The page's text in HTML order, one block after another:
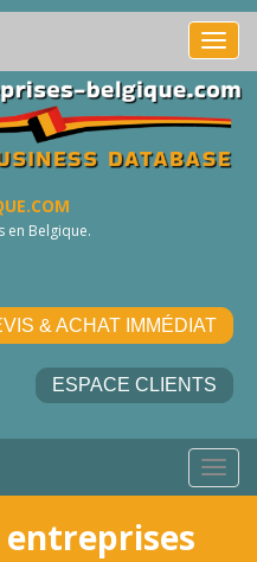
en Belgique.
& ACHAT IMMÉDIAT
ESPACE CLIENTS